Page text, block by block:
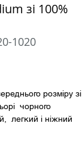
зі 100%
1020
розміру зі
чорного
легкий і ніжний
пряжі,
яку пору року.